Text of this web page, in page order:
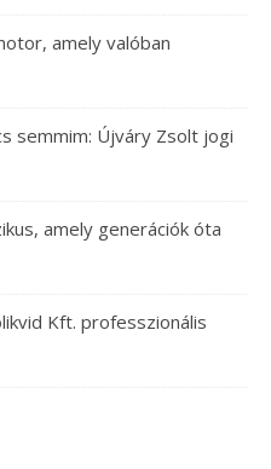
amely valóban
semmim: Újváry Zsolt jogi
amely generációk óta
Kft. professzionális